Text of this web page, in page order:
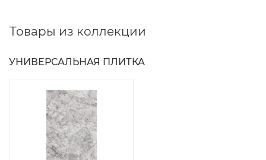
Товары из коллекции
УНИВЕРСАЛЬНАЯ ПЛИТКА